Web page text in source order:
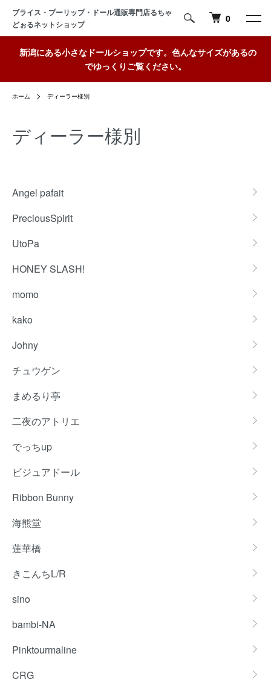
ブライス・プーリップ・ドール通販専門店るちゃ
どぉるネットショップ
0
新潟にある小さなドールショップです。色んなサイズがあるの
でゆっくりご覧ください。
ホーム ディーラー様別
ディーラー様別
Angel pafait
PreciousSpirit
UtoPa
HONEY SLASH!
momo
kako
Johny
チュウゲン
まめるり亭
二夜のアトリエ
でっちup
ビジュアドール
Ribbon Bunny
海熊堂
蓮華橋
きこんちL/R
sino
bambi-NA
Pinktourmaline
CRG